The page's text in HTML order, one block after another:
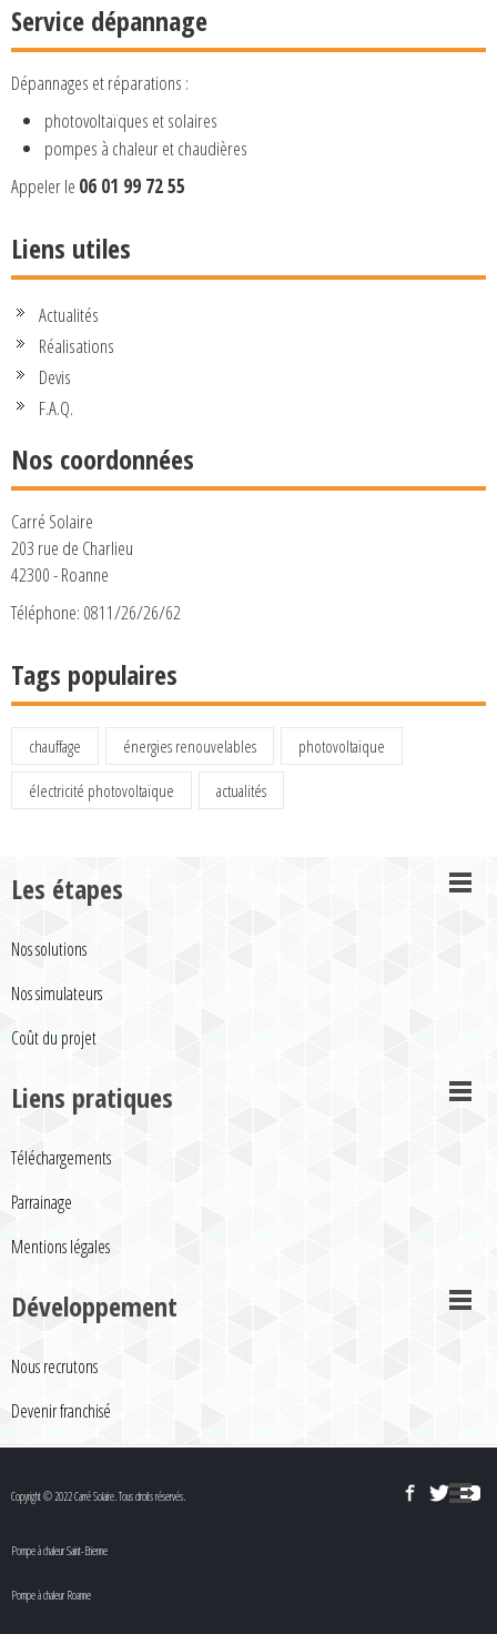
Service dépannage
Dépannages et réparations :
photovoltaïques et solaires
pompes à chaleur et chaudières
Appeler le 06 01 99 72 55
Liens utiles
Actualités
Réalisations
Devis
F.A.Q.
Nos coordonnées
Carré Solaire
203 rue de Charlieu
42300 - Roanne
Téléphone: 0811/26/26/62
Tags populaires
chauffage énergies renouvelables
photovoltaïque
électricité photovoltaïque
actualités
Les étapes
Nos solutions
Nos simulateurs
Coût du projet
Liens pratiques
Téléchargements
Parrainage
Mentions légales
Développement
Nous recrutons
Devenir franchisé
Copyright © 2022 Carré Solaire. Tous droits réservés.
Pompe à chaleur Saint-Etienne
Pompe à chaleur Roanne